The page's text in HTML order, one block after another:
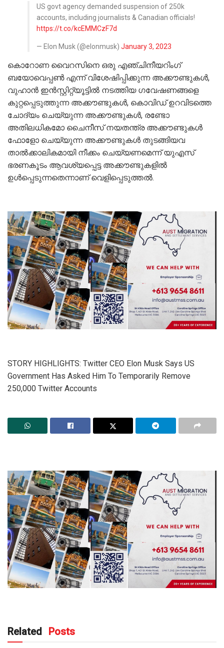
US govt agency demanded suspension of 250k
accounts, including journalists & Canadian officials!
https://t.co/kcEMMCzF7d
— Elon Musk (@elonmusk) January 3, 2023
കൊറോണ വൈറസിനെ ഒരു എഞ്ചിനീയറിംഗ്
ബയോവെപ്പണ്‍ എന്ന് വിശേഷിപ്പിക്കുന്ന അക്കൗണ്ടുകള്‍,
വുഹാന്‍ ഇന്‍സ്റ്റിറ്റ്യൂട്ടില്‍ നടത്തിയ ഗവേഷണങ്ങളെ
കുറ്റപ്പെടുത്തുന്ന അക്കൗണ്ടുകള്‍, കൊവിഡ് ഉറവിടത്തെ
ചോദ്യം ചെയ്യുന്ന അക്കൗണ്ടുകള്‍, രണ്ടോ
അതിലധികമോ ചൈനീസ് നയതന്ത്ര അക്കൗണ്ടുകള്‍
ഫോളോ ചെയ്യുന്ന അക്കൗണ്ടുകള്‍ തുടങ്ങിയവ
താല്‍ക്കാലികമായി നീക്കം ചെയ്യണമെന്ന് യുഎസ്
ഭരണകൂടം ആവശ്യപ്പെട്ട അക്കൗണ്ടുകളില്‍
ഉള്‍പ്പെടുന്നതെന്നാണ് വെളിപ്പെടുത്തല്‍.
STORY HIGHLIGHTS: Twitter CEO Elon Musk Says US
Government Has Asked Him To Temporarily Remove
250,000 Twitter Accounts
Related Posts